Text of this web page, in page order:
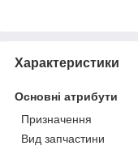
Характеристики
Основні атрибути
Призначення
Вид запчастини